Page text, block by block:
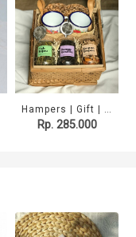
Hampers | Gift | Kado - Wedangan Drink Set 3
Rp. 285.000